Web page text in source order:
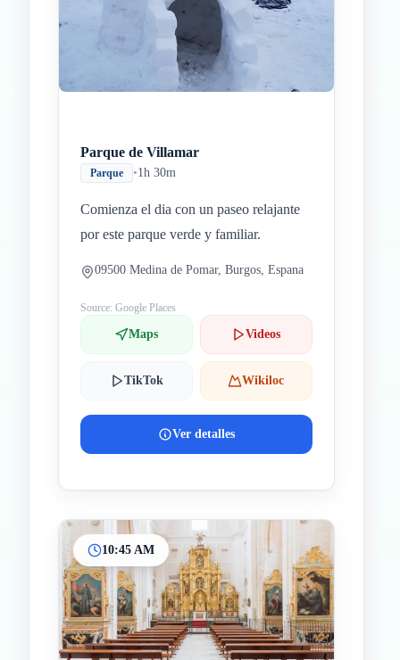
Parque de Villamar
Parque •1h 30m
Comienza el dia con un paseo relajante
por este parque verde y familiar.
09500 Medina de Pomar, Burgos, Espana
Source: Google Places
Maps Videos
TikTok Wikiloc
Ver detalles
10:45 AM